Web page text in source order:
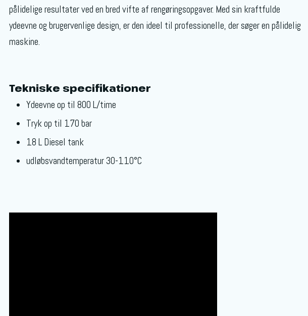
pålidelige resultater ved en bred vifte af rengøringsopgaver. Med sin kraftfulde
ydeevne og brugervenlige design, er den ideel til professionelle, der søger en pålidelig
maskine.
Tekniske specifikationer
Ydeevne op til 800 L/time
Tryk op til 170 bar
18 L Diesel tank
udløbsvandtemperatur 30-110°C